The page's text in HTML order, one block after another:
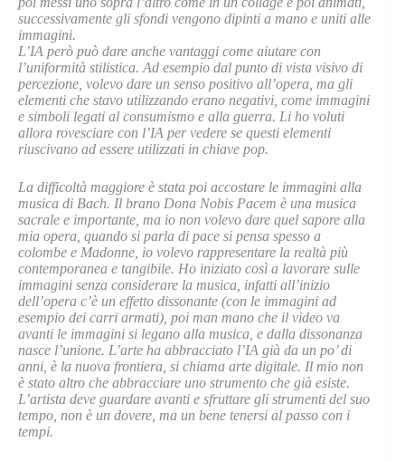
successivamente gli sfondi vengono dipinti a mano e uniti alle
immagini.
L’IA però può dare anche vantaggi come aiutare con
l’uniformità stilistica. Ad esempio dal punto di vista visivo di
percezione, volevo dare un senso positivo all’opera, ma gli
elementi che stavo utilizzando erano negativi, come immagini
e simboli legati al consumismo e alla guerra. Li ho voluti
allora rovesciare con l’IA per vedere se questi elementi
riuscivano ad essere utilizzati in chiave pop.
La difficoltà maggiore è stata poi accostare le immagini alla
musica di Bach. Il brano Dona Nobis Pacem è una musica
sacrale e importante, ma io non volevo dare quel sapore alla
mia opera, quando si parla di pace si pensa spesso a
colombe e Madonne, io volevo rappresentare la realtà più
contemporanea e tangibile. Ho iniziato così a lavorare sulle
immagini senza considerare la musica, infatti all’inizio
dell’opera c’è un effetto dissonante (con le immagini ad
esempio dei carri armati), poi man mano che il video va
avanti le immagini si legano alla musica, e dalla dissonanza
nasce l’unione. L’arte ha abbracciato l’IA già da un po’ di
anni, è la nuova frontiera, si chiama arte digitale. Il mio non
è stato altro che abbracciare uno strumento che già esiste.
L’artista deve guardare avanti e sfruttare gli strumenti del suo
tempo, non è un dovere, ma un bene tenersi al passo con i
tempi.